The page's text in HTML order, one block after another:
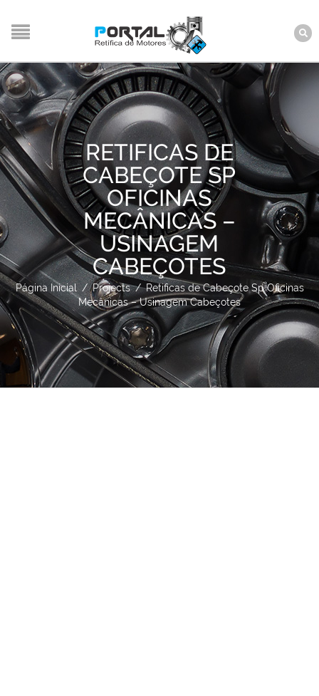
RETIFICAS DE
CABEÇOTE SP
OFICINAS
MECÂNICAS –
USINAGEM
CABEÇOTES
Página Inicial / Projects / Retificas de Cabeçote Sp Oficinas
Mecânicas – Usinagem Cabeçotes